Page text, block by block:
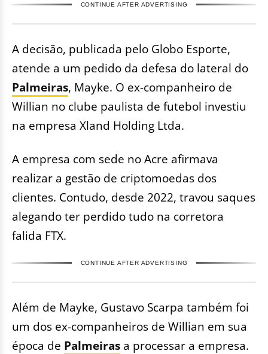
CONTINUE AFTER ADVERTISING
A decisão, publicada pelo Globo Esporte,
atende a um pedido da defesa do lateral do
Palmeiras, Mayke. O ex-companheiro de
Willian no clube paulista de futebol investiu
na empresa Xland Holding Ltda.
A empresa com sede no Acre afirmava
realizar a gestão de criptomoedas dos
clientes. Contudo, desde 2022, travou saques
alegando ter perdido tudo na corretora
falida FTX.
CONTINUE AFTER ADVERTISING
Além de Mayke, Gustavo Scarpa também foi
um dos ex-companheiros de Willian em sua
época de Palmeiras a processar a empresa.